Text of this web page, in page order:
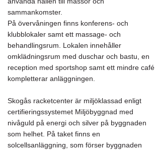
sammankomster.
På övervåningen finns konferens- och
klubblokaler samt ett massage- och
behandlingsrum. Lokalen innehåller
omklädningsrum med duschar och bastu, en
reception med sportshop samt ett mindre café
kompletterar anläggningen.
Skogås racketcenter är miljöklassad enligt
certifieringssystemet Miljöbyggnad med
nivåguld på energi och silver på byggnaden
som helhet. På taket finns en
solcellsanläggning, som förser byggnaden